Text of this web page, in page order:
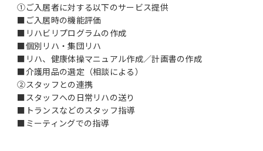
①ご入居者に対する以下のサービス提供
■ご入居時の機能評価
■リハビリプログラムの作成
■個別リハ・集団リハ
■リハ、健康体操マニュアル作成／計画書の作成
■介護用品の選定（相談による）
②スタッフとの連携
■スタッフへの日常リハの送り
■トランスなどのスタッフ指導
■ミーティングでの指導